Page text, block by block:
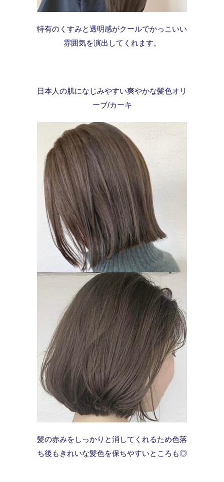
特有のくすみと透明感がクールでかっこいい
雰囲気を演出してくれます。
日本人の肌になじみやすい爽やかな髪色オリ
ーブ/カーキ
髪の赤みをしっかりと消してくれるため色落
ち後もきれいな髪色を保ちやすいところも◎